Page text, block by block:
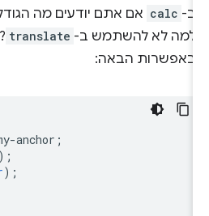
calc אם אתם יודעים מה הגודל
למה לא להשתמש ב- translate
?
באפשרות הבאה:
my-anchor